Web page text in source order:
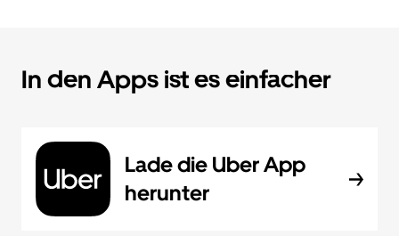
In den Apps ist es einfacher
Lade die Uber App
herunter